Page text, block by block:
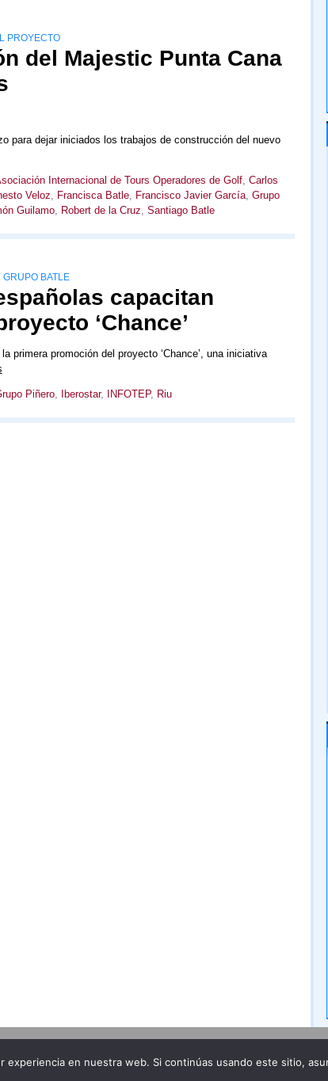
PROYECTO
del Majestic Punta Cana
para dejar iniciados los trabajos de construcción del nuevo
Internacional de Tours Operadores de Golf, Carlos
Veloz, Francisca Batle, Francisco Javier García, Grupo
Guilamo, Robert de la Cruz, Santiago Batle
BATLE
capacitan
‘Chance’
primera promoción del proyecto ‘Chance’, una iniciativa
Piñero, Iberostar, INFOTEP, Riu
experiencia en nuestra web. Si continúas usando este sitio,